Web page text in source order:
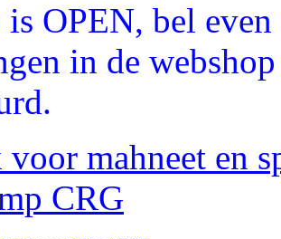
is OPEN, bel
in de
mahneet en
CRG